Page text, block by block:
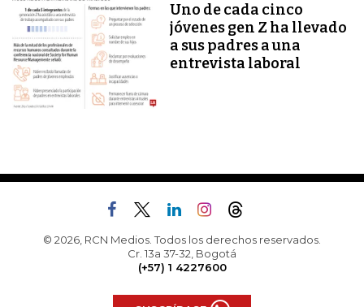
Uno de cada cinco
jóvenes gen Z ha llevado
a sus padres a una
entrevista laboral
© 2026, RCN Medios. Todos los derechos reservados.
Cr. 13a 37-32, Bogotá
(+57) 1 4227600